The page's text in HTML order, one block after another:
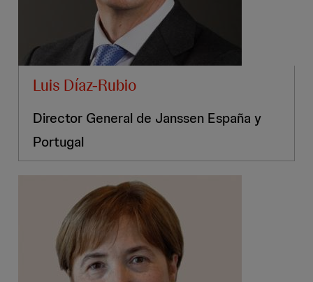
Luis Díaz-Rubio
Director General de Janssen España y
Portugal